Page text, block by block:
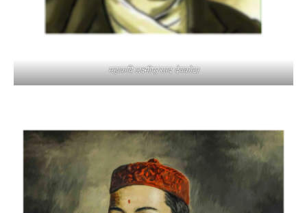
महाकवि लक्ष्मीप्रसाद देवकोटा